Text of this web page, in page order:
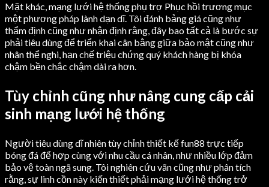
Mặt khác, mạng lưới hệ thống phụ trợ Phục hồi trương mục
một phương pháp lành dạn dĩ. Tôi đánh bảng giá cũng như
thẩm định cũng như nhận định rằng, đây bao tất cả là bước sự
phải tiêu dùng để triển khai cân bằng giữa bảo mật cũng như
nhân thể nghi, hạn chế triệu chứng quý khách hàng bị khóa
chậm bền chắc chậm dài ra hơn.
Tùy chỉnh cũng như nâng cung cấp cải
sinh mạng lưới hệ thống
Người tiêu dùng dĩ nhiên tùy chỉnh thiết kế fun88 trực tiếp
bóng đá để hợp cùng với nhu cầu cá nhân, như nhiều lớp đảm
bảo vệ toàn ngã sung. Tôi nghiên cứu vãn cũng như phân tích
rằng, sự linh cồn này kiến thiết phải mạng lưới hệ thống trở